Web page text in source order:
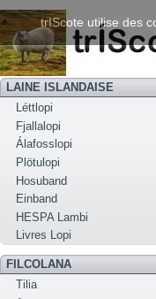
LAINE ISLANDAISE
Léttlopi
Fjallalopi
Álafosslopi
Plötulopi
Hosuband
Einband
HESPA Lambi
Livres Lopi
FILCOLANA
Tilia
trIScote utilise des